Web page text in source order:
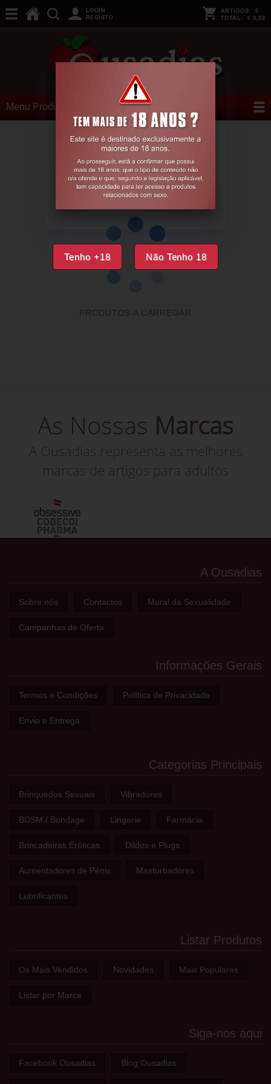
Tenho +18 Não Tenho 18
LOGIN
REGISTO
ARTIGOS: 0
TOTAL: € 0,00
Menu Produtos
PRODUTOS A CARREGAR
As Nossas Marcas
A Ousadias representa as melhores
marcas de artigos para adultos
A Ousadias
Sobre nós Contactos Mural da Sexualidade
Campanhas de Oferta
Informações Gerais
Termos e Condições Política de Privacidade
Envio e Entrega
Categorias Principais
Brinquedos Sexuais Vibradores
BDSM / Bondage Lingerie Farmácia
Brincadeiras Eróticas Dildos e Plugs
Aumentadores de Pénis Masturbadores
Lubrificantes
Listar Produtos
Os Mais Vendidos Novidades Mais Populares
Listar por Marca
Siga-nos aqui
Facebook Ousadias Blog Ousadias